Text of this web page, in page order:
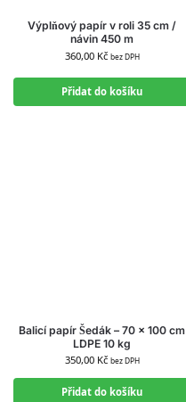
Výplňový papír v roli 35 cm /
návin 450 m
360,00 Kč bez DPH
Přidat do košíku
Balicí papír Šedák – 70 × 100 cm
LDPE 10 kg
350,00 Kč bez DPH
Přidat do košíku